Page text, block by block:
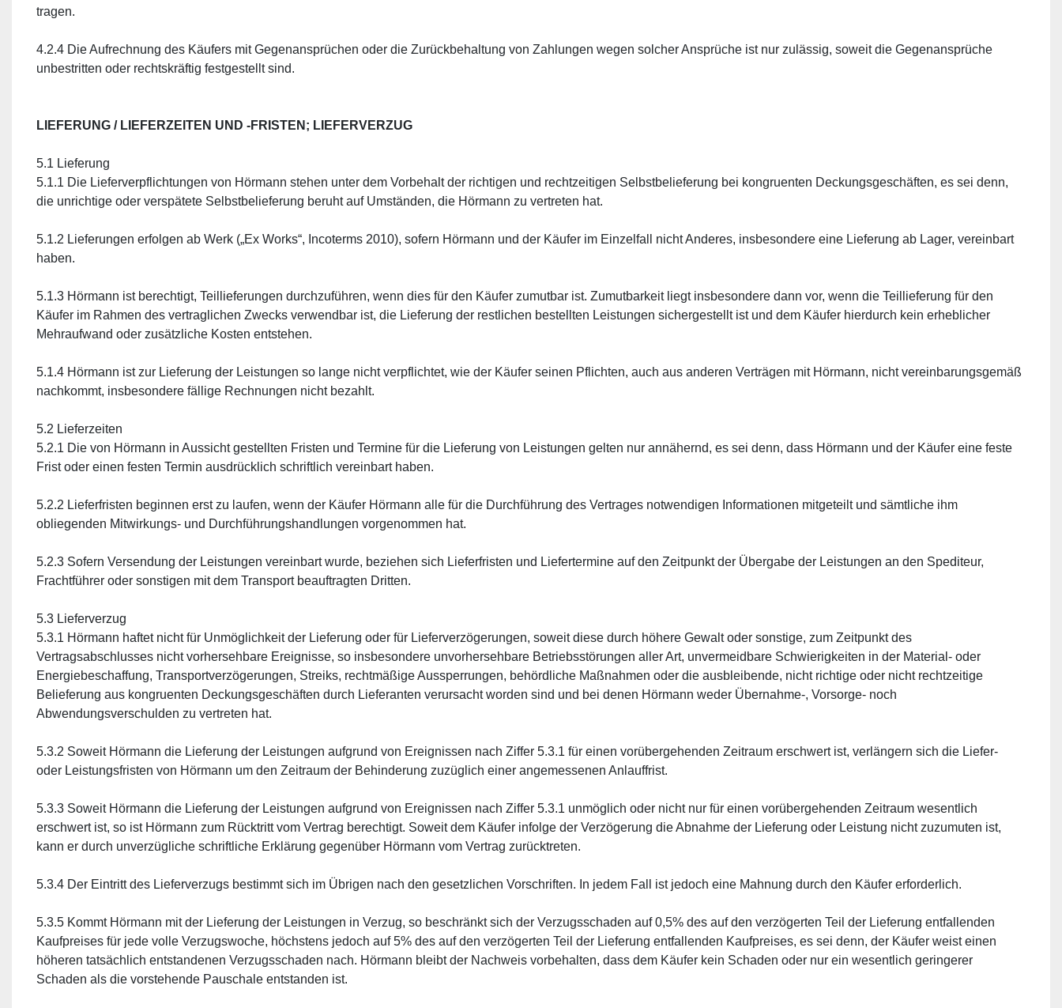
tragen.
4.2.4 Die Aufrechnung des Käufers mit Gegenansprüchen oder die Zurückbehaltung von Zahlungen wegen solcher Ansprüche ist nur zulässig, soweit die Gegenansprüche
unbestritten oder rechtskräftig festgestellt sind.
LIEFERUNG / LIEFERZEITEN UND -FRISTEN; LIEFERVERZUG
5.1 Lieferung
5.1.1 Die Lieferverpflichtungen von Hörmann stehen unter dem Vorbehalt der richtigen und rechtzeitigen Selbstbelieferung bei kongruenten Deckungsgeschäften, es sei denn,
die unrichtige oder verspätete Selbstbelieferung beruht auf Umständen, die Hörmann zu vertreten hat.
5.1.2 Lieferungen erfolgen ab Werk („Ex Works“, Incoterms 2010), sofern Hörmann und der Käufer im Einzelfall nicht Anderes, insbesondere eine Lieferung ab Lager, vereinbart
haben.
5.1.3 Hörmann ist berechtigt, Teillieferungen durchzuführen, wenn dies für den Käufer zumutbar ist. Zumutbarkeit liegt insbesondere dann vor, wenn die Teillieferung für den
Käufer im Rahmen des vertraglichen Zwecks verwendbar ist, die Lieferung der restlichen bestellten Leistungen sichergestellt ist und dem Käufer hierdurch kein erheblicher
Mehraufwand oder zusätzliche Kosten entstehen.
5.1.4 Hörmann ist zur Lieferung der Leistungen so lange nicht verpflichtet, wie der Käufer seinen Pflichten, auch aus anderen Verträgen mit Hörmann, nicht vereinbarungsgemäß
nachkommt, insbesondere fällige Rechnungen nicht bezahlt.
5.2 Lieferzeiten
5.2.1 Die von Hörmann in Aussicht gestellten Fristen und Termine für die Lieferung von Leistungen gelten nur annähernd, es sei denn, dass Hörmann und der Käufer eine feste
Frist oder einen festen Termin ausdrücklich schriftlich vereinbart haben.
5.2.2 Lieferfristen beginnen erst zu laufen, wenn der Käufer Hörmann alle für die Durchführung des Vertrages notwendigen Informationen mitgeteilt und sämtliche ihm
obliegenden Mitwirkungs- und Durchführungshandlungen vorgenommen hat.
5.2.3 Sofern Versendung der Leistungen vereinbart wurde, beziehen sich Lieferfristen und Liefertermine auf den Zeitpunkt der Übergabe der Leistungen an den Spediteur,
Frachtführer oder sonstigen mit dem Transport beauftragten Dritten.
5.3 Lieferverzug
5.3.1 Hörmann haftet nicht für Unmöglichkeit der Lieferung oder für Lieferverzögerungen, soweit diese durch höhere Gewalt oder sonstige, zum Zeitpunkt des
Vertragsabschlusses nicht vorhersehbare Ereignisse, so insbesondere unvorhersehbare Betriebsstörungen aller Art, unvermeidbare Schwierigkeiten in der Material- oder
Energiebeschaffung, Transportverzögerungen, Streiks, rechtmäßige Aussperrungen, behördliche Maßnahmen oder die ausbleibende, nicht richtige oder nicht rechtzeitige
Belieferung aus kongruenten Deckungsgeschäften durch Lieferanten verursacht worden sind und bei denen Hörmann weder Übernahme-, Vorsorge- noch
Abwendungsverschulden zu vertreten hat.
5.3.2 Soweit Hörmann die Lieferung der Leistungen aufgrund von Ereignissen nach Ziffer 5.3.1 für einen vorübergehenden Zeitraum erschwert ist, verlängern sich die Liefer-
oder Leistungsfristen von Hörmann um den Zeitraum der Behinderung zuzüglich einer angemessenen Anlauffrist.
5.3.3 Soweit Hörmann die Lieferung der Leistungen aufgrund von Ereignissen nach Ziffer 5.3.1 unmöglich oder nicht nur für einen vorübergehenden Zeitraum wesentlich
erschwert ist, so ist Hörmann zum Rücktritt vom Vertrag berechtigt. Soweit dem Käufer infolge der Verzögerung die Abnahme der Lieferung oder Leistung nicht zuzumuten ist,
kann er durch unverzügliche schriftliche Erklärung gegenüber Hörmann vom Vertrag zurücktreten.
5.3.4 Der Eintritt des Lieferverzugs bestimmt sich im Übrigen nach den gesetzlichen Vorschriften. In jedem Fall ist jedoch eine Mahnung durch den Käufer erforderlich.
5.3.5 Kommt Hörmann mit der Lieferung der Leistungen in Verzug, so beschränkt sich der Verzugsschaden auf 0,5% des auf den verzögerten Teil der Lieferung entfallenden
Kaufpreises für jede volle Verzugswoche, höchstens jedoch auf 5% des auf den verzögerten Teil der Lieferung entfallenden Kaufpreises, es sei denn, der Käufer weist einen
höheren tatsächlich entstandenen Verzugsschaden nach. Hörmann bleibt der Nachweis vorbehalten, dass dem Käufer kein Schaden oder nur ein wesentlich geringerer
Schaden als die vorstehende Pauschale entstanden ist.